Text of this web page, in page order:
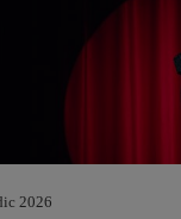
2026